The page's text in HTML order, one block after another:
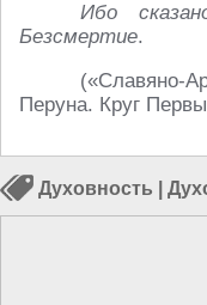
Ибо
Безсмертие.
(«Славяно-
Перуна. Круг
Духовность